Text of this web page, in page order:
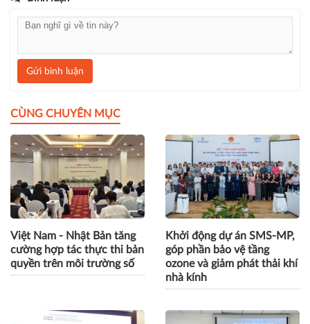
Gửi bình luận
CÙNG CHUYÊN MỤC
Việt Nam - Nhật Bản tăng
cường hợp tác thực thi bản
quyền trên môi trường số
Khởi động dự án SMS-MP,
góp phần bảo vệ tầng
ozone và giảm phát thải khí
nhà kính